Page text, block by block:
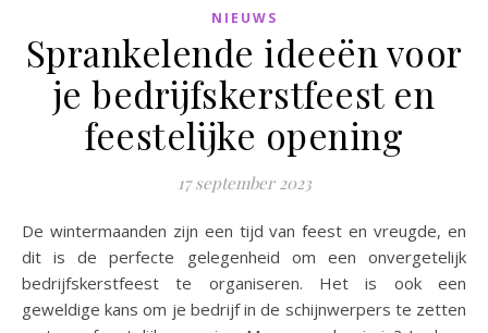
NIEUWS
Sprankelende ideeën voor
je bedrijfskerstfeest en
feestelijke opening
17 september 2023
De wintermaanden zijn een tijd van feest en vreugde, en
dit is de perfecte gelegenheid om een ​​onvergetelijk
bedrijfskerstfeest te organiseren. Het is ook een
geweldige kans om je bedrijf in de schijnwerpers te zetten